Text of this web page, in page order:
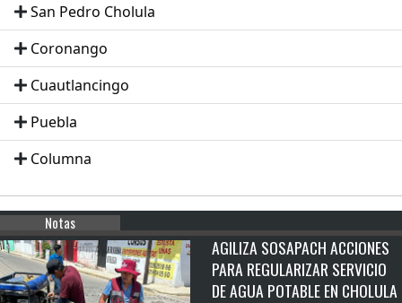
San Pedro Cholula
Coronango
Cuautlancingo
Puebla
Columna
Notas
AGILIZA SOSAPACH ACCIONES
PARA REGULARIZAR SERVICIO
DE AGUA POTABLE EN CHOLULA